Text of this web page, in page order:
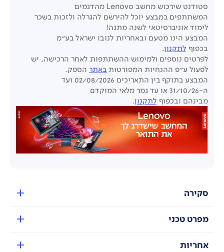
סטודנט שירכוש מחשב Lenovo מהדגמים
המשתתפים במבצע יוכל להירשם להגרלה ולזכות בשכר
לימוד אוניברסיטאי לשנה מתנה!
המבצע הינו מטעם ובאחריות לנובו ישראל בע"מ
בכפוף לתקנון.
לפרטים נוספים ולמימוש ההשתתפות לאחר הרכישה, יש
לפעול ע"פ ההנחיות המפורטות באתר הספק.
המבצע בתוקף בין התאריכים 02/08/2026 ועד
ה-31/10/26
או עד גמר מלאי המוקדם
מבינהם ובכפוף לתקנון.
סקירה
מפרט טכני
אחריות